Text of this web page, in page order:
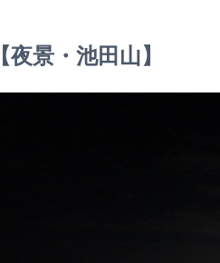
【夜景・池田山】